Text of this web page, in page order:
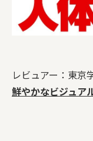
レビュアー：東京
鮮やかなビジュア